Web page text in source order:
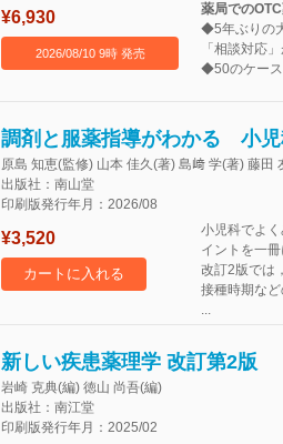
¥6,930
2026/08/10 9時 発売
薬局での
◆5年ぶりの
「相談対応
◆50のケース
調剤と服薬指導がわかる 小児
原島 知恵(監修) 山本 佳久(著) 島﨑 学(著) 藤田
出版社：南山堂
印刷版発行年月：2026/08
¥3,520
カートに入れる
小児科でよ
イントを一冊
改訂2版では
接種時期など
...
新しい疾患薬理学 改訂第2版
岩崎 克典(編) 徳山 尚吾(編)
出版社：南江堂
印刷版発行年月：2025/02